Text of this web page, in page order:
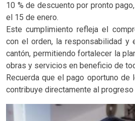
10 % de descuento por pronto
el 15 de enero.
Este cumplimiento refleja el
con el orden, la responsabilidad y
cantón, permitiendo fortalecer la
obras y servicios en beneficio de
Recuerda que el pago oportuno
contribuye directamente al progreso